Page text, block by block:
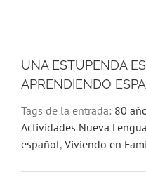
UNA ESTUPENDA
APRENDIENDO
Tags de la entrada: 80
Actividades Nueva Lengua
español, Viviendo en